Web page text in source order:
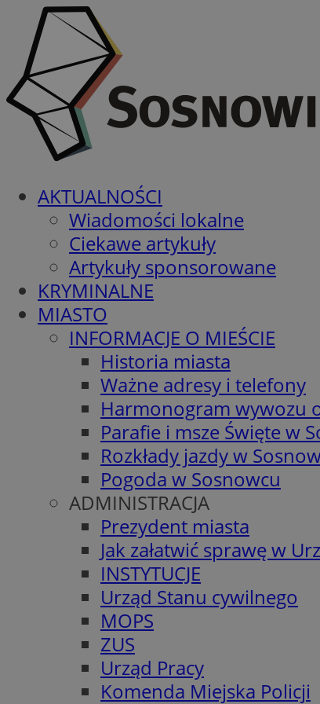
AKTUALNOŚCI
Wiadomości lokalne
Ciekawe artykuły
Artykuły sponsorowane
KRYMINALNE
MIASTO
INFORMACJE O MIEŚCIE
Historia miasta
Ważne adresy i telefony
Harmonogram wywozu
Parafie i msze Święte w
Rozkłady jazdy w
Pogoda w Sosnowcu
ADMINISTRACJA
Prezydent miasta
Jak załatwić sprawę w
INSTYTUCJE
Urząd Stanu cywilnego
MOPS
ZUS
Urząd Pracy
Komenda Miejska Policji